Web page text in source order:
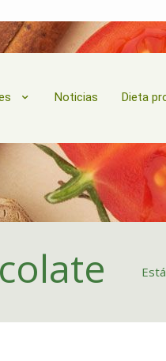
Noticias Dieta